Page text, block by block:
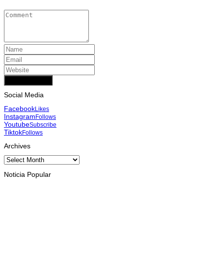
Social Media
FacebookLikes
InstagramFollows
YoutubeSubscribe
TiktokFollows
Archives
Archives
Noticia Popular